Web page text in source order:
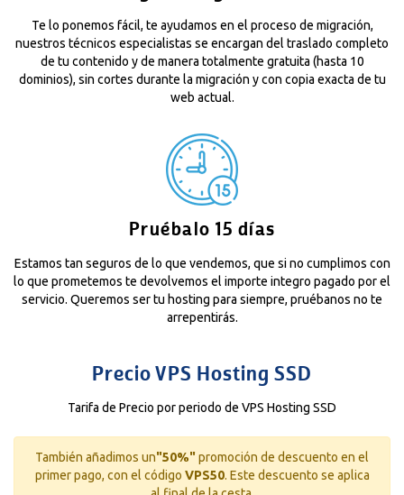
Te lo ponemos fácil, te ayudamos en el proceso de migración,
nuestros técnicos especialistas se encargan del traslado completo
de tu contenido y de manera totalmente gratuita (hasta 10
dominios), sin cortes durante la migración y con copia exacta de tu
web actual.
Pruébalo 15 días
Estamos tan seguros de lo que vendemos, que si no cumplimos con
lo que prometemos te devolvemos el importe integro pagado por el
servicio. Queremos ser tu hosting para siempre, pruébanos no te
arrepentirás.
Precio VPS Hosting SSD
Tarifa de Precio por periodo de VPS Hosting SSD
También añadimos un"50%"promoción de descuento en el
primer pago, con el código VPS50. Este descuento se aplica